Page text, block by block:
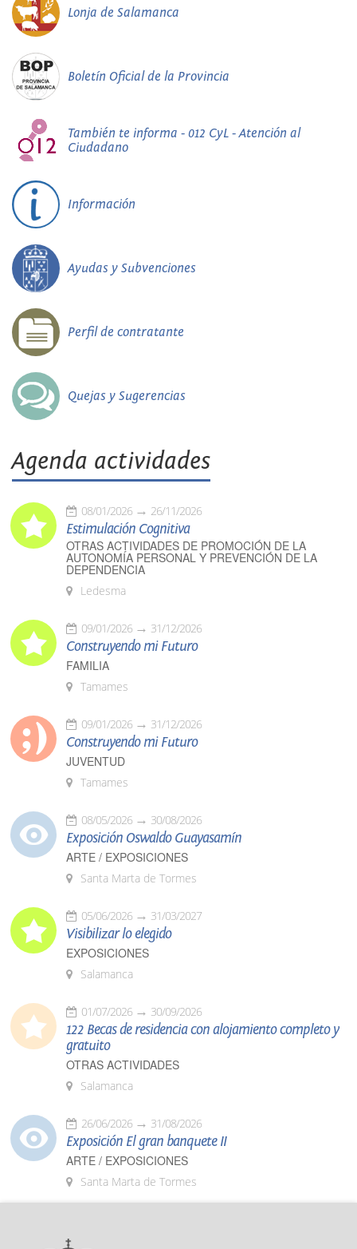
Lonja de Salamanca
Boletín Oficial de la Provincia
También te informa - 012 CyL - Atención al
Ciudadano
Información
Ayudas y Subvenciones
Perfil de contratante
Quejas y Sugerencias
Agenda actividades
08/01/2026 26/11/2026
Estimulación Cognitiva
OTRAS ACTIVIDADES DE PROMOCIÓN DE LA
AUTONOMÍA PERSONAL Y PREVENCIÓN DE LA
DEPENDENCIA
Ledesma
09/01/2026 31/12/2026
Construyendo mi Futuro
FAMILIA
Tamames
09/01/2026 31/12/2026
Construyendo mi Futuro
JUVENTUD
Tamames
08/05/2026 30/08/2026
Exposición Oswaldo Guayasamín
ARTE / EXPOSICIONES
Santa Marta de Tormes
05/06/2026 31/03/2027
Visibilizar lo elegido
EXPOSICIONES
Salamanca
01/07/2026 30/09/2026
122 Becas de residencia con alojamiento completo y
gratuito
OTRAS ACTIVIDADES
Salamanca
26/06/2026 31/08/2026
Exposición El gran banquete II
ARTE / EXPOSICIONES
Santa Marta de Tormes